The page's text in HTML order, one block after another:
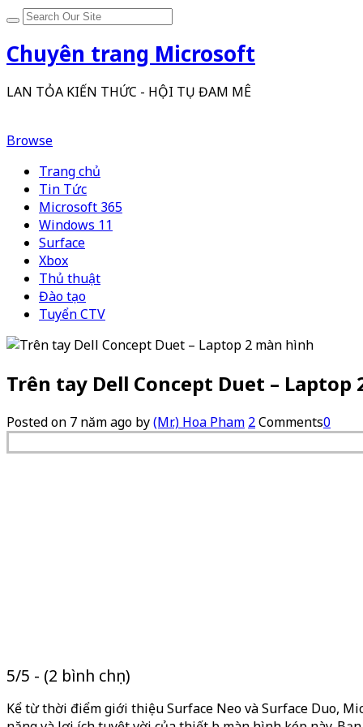
Chuyên trang Microsoft
LAN TỎA KIẾN THỨC - HỘI TỤ ĐAM MÊ
Browse
Trang chủ
Tin Tức
Microsoft 365
Windows 11
Surface
Xbox
Thủ thuật
Đào tạo
Tuyển CTV
Trên tay Dell Concept Duet – Laptop
Posted on 7 năm ago by(Mr.) Hoa Pham 2Comments0
5/5 - (2 bình chọn)
Kể từ thời điểm giới thiệu Surface Neo và Surface Duo,